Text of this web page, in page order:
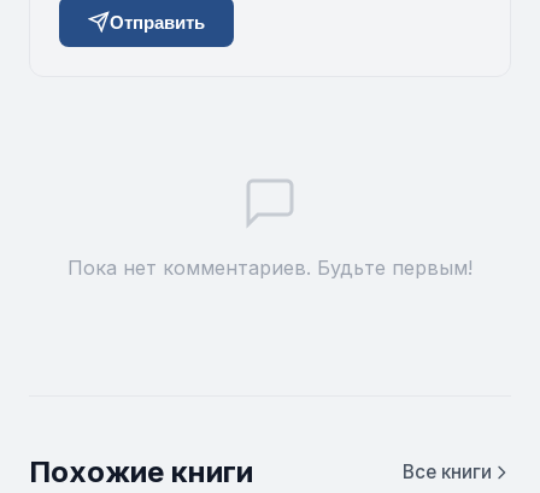
Отправить
Пока нет комментариев. Будьте первым!
Похожие книги Все книги